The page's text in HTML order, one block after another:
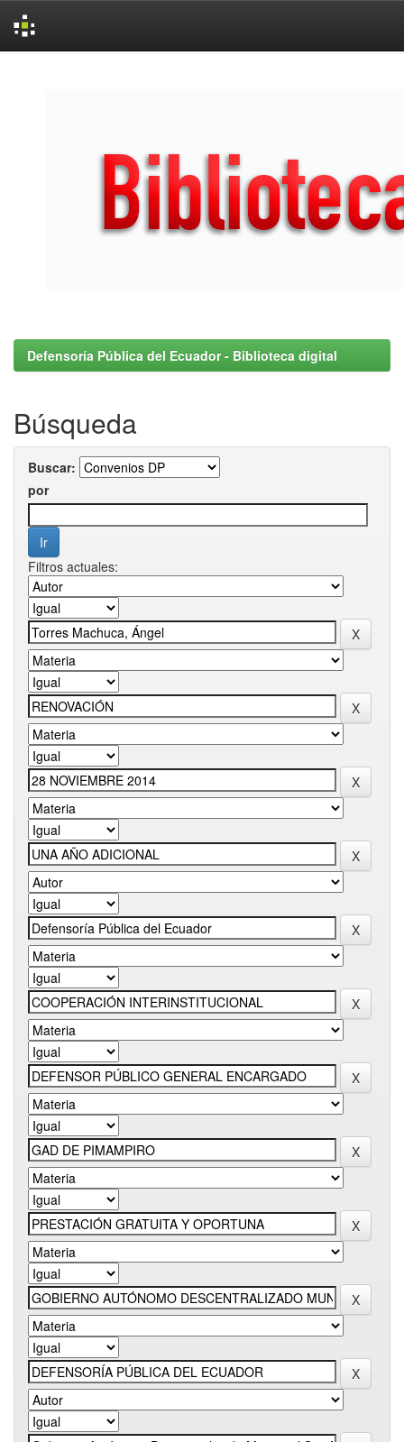
Defensoría Pública del Ecuador - Biblioteca digital
Búsqueda
Buscar:
por
Filtros actuales: